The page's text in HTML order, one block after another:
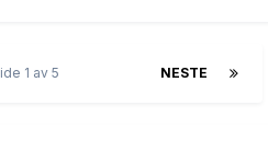
NESTE
1 av 5